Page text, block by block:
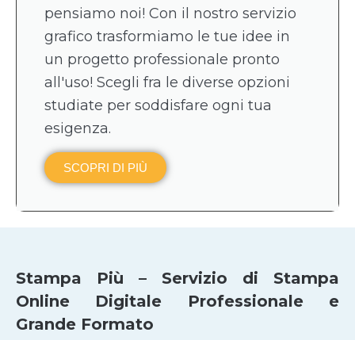
pensiamo noi! Con il nostro servizio
grafico trasformiamo le tue idee in
un progetto professionale pronto
all'uso! Scegli fra le diverse opzioni
studiate per soddisfare ogni tua
esigenza.
SCOPRI DI PIÙ
Stampa Più – Servizio di Stampa
Online Digitale Professionale e
Grande Formato